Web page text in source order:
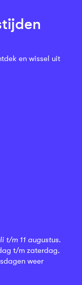
en wissel uit
t/m 11 augustus.
t/m zaterdag.
weer